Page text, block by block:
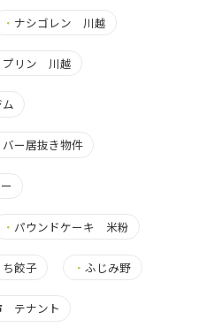
・ ナシゴレン 川越
リン 川越
バー居抜き物件
・ パウンドケーキ 米粉
餃子 ・ふじみ野
テナント